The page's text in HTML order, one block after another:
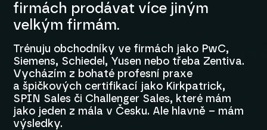
firmách prodávat více jiným
velkým firmám.
Trénuju obchodníky ve firmách jako PwC,
Siemens, Schiedel, Yusen nebo třeba Zentiva.
Vycházím z bohaté profesní praxe
a špičkových certifikací jako Kirkpatrick,
SPIN Sales či Challenger Sales, které mám
jako jeden z mála v Česku. Ale hlavně – mám
výsledky.